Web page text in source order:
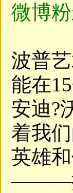
微博
波普
能在
安迪?
着我
英雄和
———